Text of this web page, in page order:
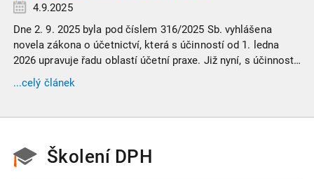
4.9.2025
Dne 2. 9. 2025 byla pod číslem 316/2025 Sb. vyhlášena
novela zákona o účetnictví, která s účinností od 1. ledna
2026 upravuje řadu oblastí účetní praxe. Již nyní, s účinností
od 3. září 2025, platí nová, zvýšená kritéria pro zařazení firem
do velikostních a použijí se zpětně již pro účetní období
...celý článek
Školení DPH